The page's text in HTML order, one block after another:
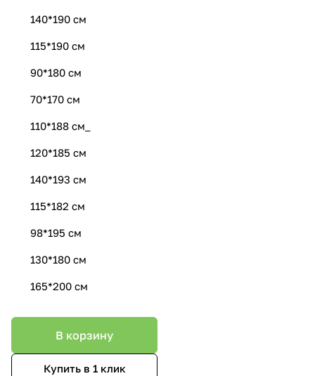
140*190 см
115*190 см
90*180 см
70*170 см
110*188 см_
120*185 см
140*193 см
115*182 см
98*195 см
130*180 см
165*200 см
В корзину
Купить в 1 клик